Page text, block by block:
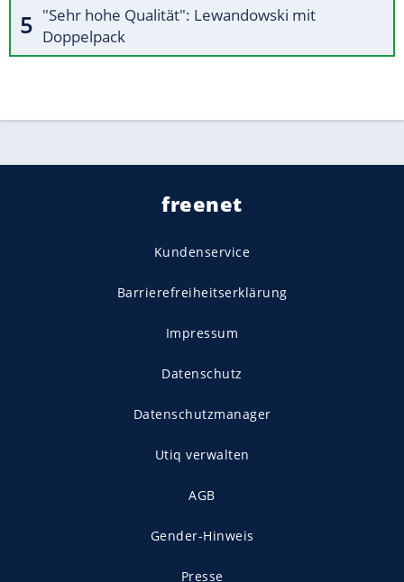
"Sehr hohe Qualität": Lewandowski mit
Doppelpack
freenet
Kundenservice
Barrierefreiheitserklärung
Impressum
Datenschutz
Datenschutzmanager
Utiq verwalten
AGB
Gender-Hinweis
Presse